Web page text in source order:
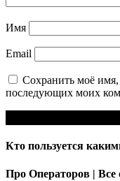
Имя
Email
Сохранить моё имя,
последующих моих
Кто пользуется
Про Операторов | Все